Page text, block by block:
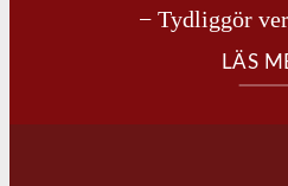
− Tydliggör
LÄS